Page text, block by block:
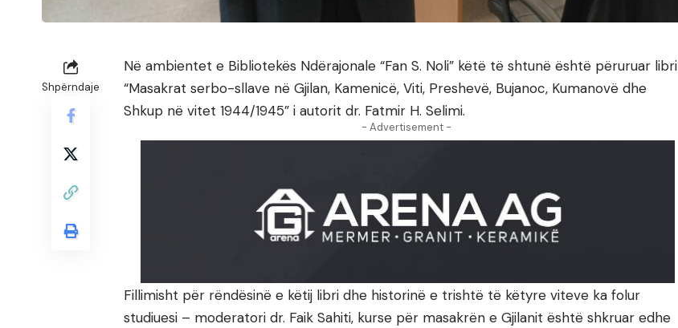
Shpërndaje
Në ambientet e Bibliotekës Ndërajonale “Fan S. Noli” këtë të shtunë është përuruar libri
“Masakrat serbo-sllave në Gjilan, Kamenicë, Viti, Preshevë, Bujanoc, Kumanovë dhe
Shkup në vitet 1944/1945” i autorit dr. Fatmir H. Selimi.
- Advertisement -
Fillimisht për rëndësinë e këtij libri dhe historinë e trishtë të këtyre viteve ka folur
studiuesi – moderatori dr. Faik Sahiti, kurse për masakrën e Gjilanit është shkruar edhe